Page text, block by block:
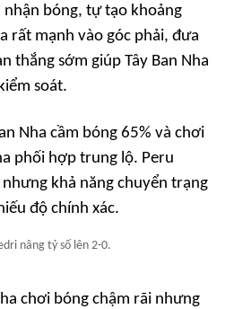
bóng, tự tạo khoảng
rất mạnh vào góc phải, đưa
thắng sớm giúp Tây Ban Nha
soát.
Nha cầm bóng 65% và chơi
phối hợp trung lộ. Peru
khả năng chuyển trạng
độ chính xác.
nâng tỷ số lên 2-0.
chơi bóng chậm rãi nhưng